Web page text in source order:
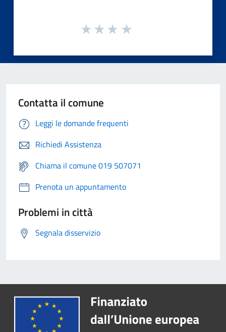
Contatta il comune
Leggi le domande frequenti
Richiedi Assistenza
Chiama il comune 019 507071
Prenota un appuntamento
Problemi in città
Segnala disservizio